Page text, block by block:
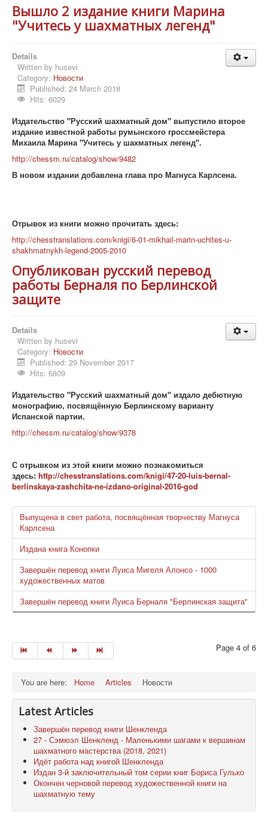
Вышло 2 издание книги Марина
"Учитесь у шахматных легенд"
Details
Written by husevi
Category: Новости
Published: 24 March 2018
Hits: 6029
Издательство "Русский шахматный дом" выпустило второе
издание известной работы румынского гроссмейстера
Михаила Марина "Учитесь у шахматных легенд".
http://chessm.ru/catalog/show/9482
В новом издании добавлена глава про Магнуса Карлсена.
Отрывок из книги можно прочитать здесь:
http://chesstranslations.com/knigi/6-01-mikhail-marin-uchites-u-
shakhmatnykh-legend-2005-2010
Опубликован русский перевод
работы Берналя по Берлинской
защите
Details
Written by husevi
Category: Новости
Published: 29 November 2017
Hits: 6809
Издательство "Русский шахматный дом" издало дебютную
монографию, посвящённую Берлинскому варианту
Испанской партии.
http://chessm.ru/catalog/show/9378
С отрывком из этой книги можно познакомиться
здесь: http://chesstranslations.com/knigi/47-20-luis-bernal-
berlinskaya-zashchita-ne-izdano-original-2016-god
Выпущена в свет работа, посвящённая творчеству Магнуса
Карлсена
Издана книга Конопки
Завершён перевод книги Луиса Мигеля Алонсо - 1000
художественных матов
Завершён перевод книги Луиса Берналя "Берлинская защита"
Page 4 of 6
You are here: Home Articles Новости
Latest Articles
Завершён перевод книги Шенкленда
27 - Сэмюэл Шенкленд - Маленькими шагами к вершинам
шахматного мастерства (2018, 2021)
Идёт работа над книгой Шенкленда
Издан 3-й заключительный том серии книг Бориса Гулько
Окончен черновой перевод художественной книги на
шахматную тему